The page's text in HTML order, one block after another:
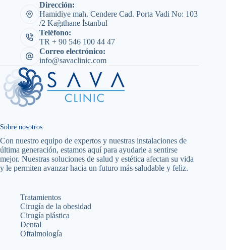
Dirección:
Hamidiye mah. Cendere Cad. Porta Vadi No: 103
/2 Kağıthane İstanbul
Teléfono:
TR + 90 546 100 44 47
Correo electrónico:
info@savaclinic.com
Sobre nosotros
Con nuestro equipo de expertos y nuestras instalaciones de
última generación, estamos aquí para ayudarle a sentirse
mejor. Nuestras soluciones de salud y estética afectan su vida
y le permiten avanzar hacia un futuro más saludable y feliz.
Tratamientos
Cirugía de la obesidad
Cirugía plástica
Dental
Oftalmología